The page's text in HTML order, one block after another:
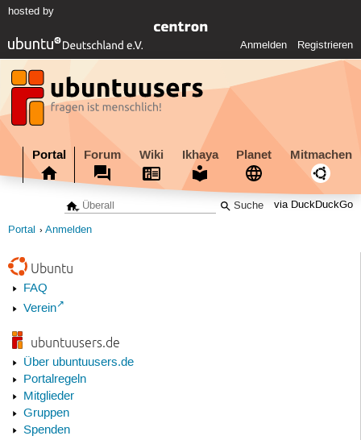
hosted by
Anmelden Registrieren
Portal Forum Wiki Ikhaya Planet Mitmachen
via DuckDuckGo
Portal Anmelden
Ubuntu
FAQ
Verein
ubuntuusers.de
Über ubuntuusers.de
Portalregeln
Mitglieder
Gruppen
Spenden